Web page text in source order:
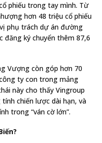
phiếu trong tay mình. Từ
hơn 48 triệu cổ phiếu
phụ trách dự án đường
đăng ký chuyển thêm 87,6
Vượng còn góp hơn 70
ty con trong mảng
này cho thấy Vingroup
chiến lược dài hạn, và
trong “ván cờ lớn”.